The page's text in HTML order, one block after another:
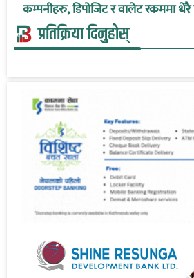
कम्पनीहरु, डिपोजिट र वालेट रकममा
प्रतिक्रिया दिनुहोस्